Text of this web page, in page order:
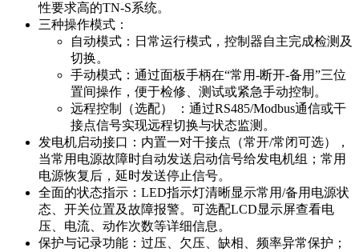
性要求高的TN-S系统。
三种操作模式：
自动模式：日常运行模式，控制器自主完成检测及
切换。
手动模式：通过面板手柄在“常用-断开-备用”三位
置间操作，便于检修、测试或紧急手动控制。
远程控制（选配） ：通过RS485/Modbus通信或干
接点信号实现远程切换与状态监测。
发电机启动接口：内置一对干接点（常开/常闭可选），
当常用电源故障时自动发送启动信号给发电机组；常用
电源恢复后，延时发送停止信号。
全面的状态指示：LED指示灯清晰显示常用/备用电源状
态、开关位置及故障报警。可选配LCD显示屏查看电
压、电流、动作次数等详细信息。
保护与记录功能：过压、欠压、缺相、频率异常保护；